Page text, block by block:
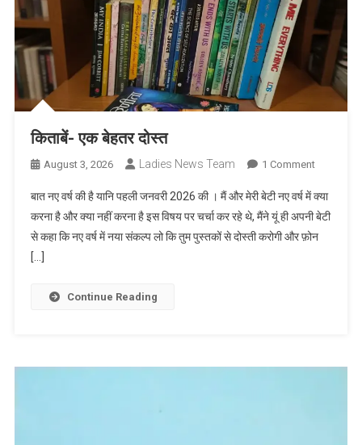
किताबें- एक बेहतर दोस्त
August 3, 2026 Ladies News Team 1 CommentOn
एक
बेहतर
दोस्त
बात नए वर्ष की है यानि पहली जनवरी 2026 की । मैं और मेरी बेटी नए वर्ष में क्या
करना है और क्या नहीं करना है इस विषय पर चर्चा कर रहे थे, मैंने यूं ही अपनी बेटी
से कहा कि नए वर्ष में नया संकल्प लो कि तुम पुस्तकों से दोस्ती करोगी और फ़ोन
[…]
Continue Reading